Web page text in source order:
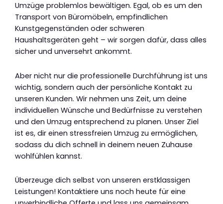
Umzüge problemlos bewältigen. Egal, ob es um den
Transport von Büromöbeln, empfindlichen
Kunstgegenständen oder schweren
Haushaltsgeräten geht – wir sorgen dafür, dass alles
sicher und unversehrt ankommt.
Aber nicht nur die professionelle Durchführung ist uns
wichtig, sondern auch der persönliche Kontakt zu
unseren Kunden. Wir nehmen uns Zeit, um deine
individuellen Wünsche und Bedürfnisse zu verstehen
und den Umzug entsprechend zu planen. Unser Ziel
ist es, dir einen stressfreien Umzug zu ermöglichen,
sodass du dich schnell in deinem neuen Zuhause
wohlfühlen kannst.
Überzeuge dich selbst von unseren erstklassigen
Leistungen! Kontaktiere uns noch heute für eine